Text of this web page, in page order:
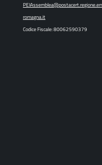
romagna.it
Codice Fiscale: 80062590379